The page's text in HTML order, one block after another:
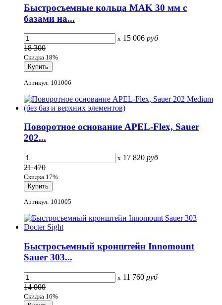
Быстросъемные кольца MAK 30 мм с
базами на...
x 15 006 руб
18 300
Скидка 18%
Артикул: 101006
Поворотное основание APEL-Flex, Sauer
202...
x 17 820 руб
21 470
Скидка 17%
Артикул: 101005
Быстросъемный кронштейн Innomount
Sauer 303...
x 11 760 руб
14 000
Скидка 16%